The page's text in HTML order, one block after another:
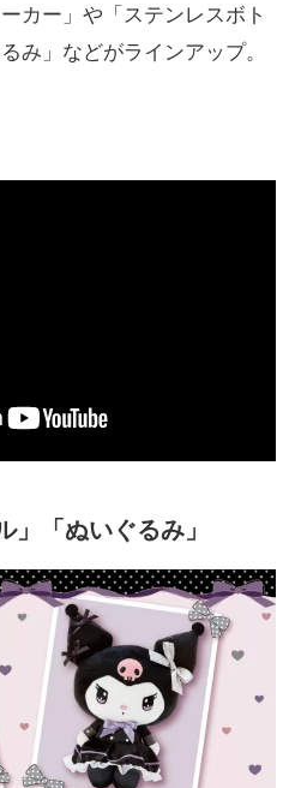
カー」や「ステンレスボト
み」などがラインアップ。
」「ぬいぐるみ」